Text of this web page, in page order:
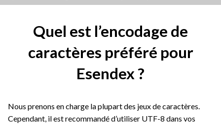
Quel est l’encodage de
caractères préféré pour
Esendex ?
Nous prenons en charge la plupart des jeux de caractères.
Cependant, il est recommandé d’utiliser UTF-8 dans vos